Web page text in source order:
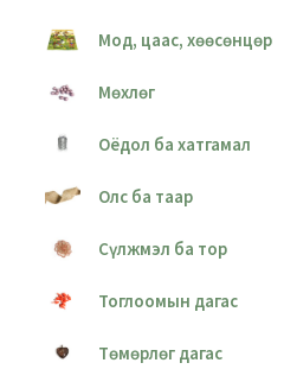
Мод, цаас, хөөсөнцөр
Мөхлөг
Оёдол ба хатгамал
Олс ба таар
Сүлжмэл ба тор
Тоглоомын дагас
Төмөрлөг дагас